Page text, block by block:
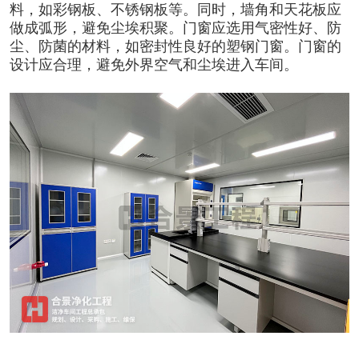
料，如彩钢板、不锈钢板等。同时，墙角和天花板应
做成弧形，避免尘埃积聚。门窗应选用气密性好、防
尘、防菌的材料，如密封性良好的塑钢门窗。门窗的
设计应合理，避免外界空气和尘埃进入车间。